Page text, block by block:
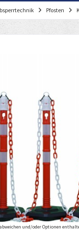
Pfosten
und/oder Optionen